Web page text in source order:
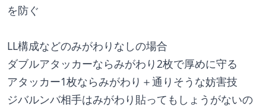
を防ぐ
LL構成などのみがわりなしの場合
ダブルアタッカーならみがわり2枚で厚めに守る
アタッカー1枚ならみがわり＋通りそうな妨害技
ジバルンバ相手はみがわり貼ってもしょうがないの